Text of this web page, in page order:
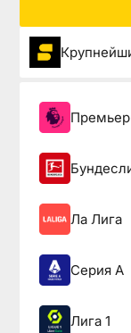
Ла Лига
Серия А
Лига 1